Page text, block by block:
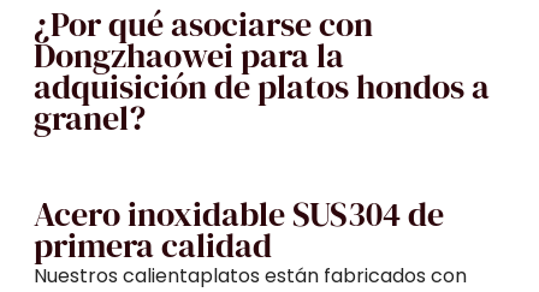
¿Por qué asociarse con
Dongzhaowei para la
adquisición de platos hondos a
granel?
Acero inoxidable SUS304 de
primera calidad
Nuestros calientaplatos están fabricados con